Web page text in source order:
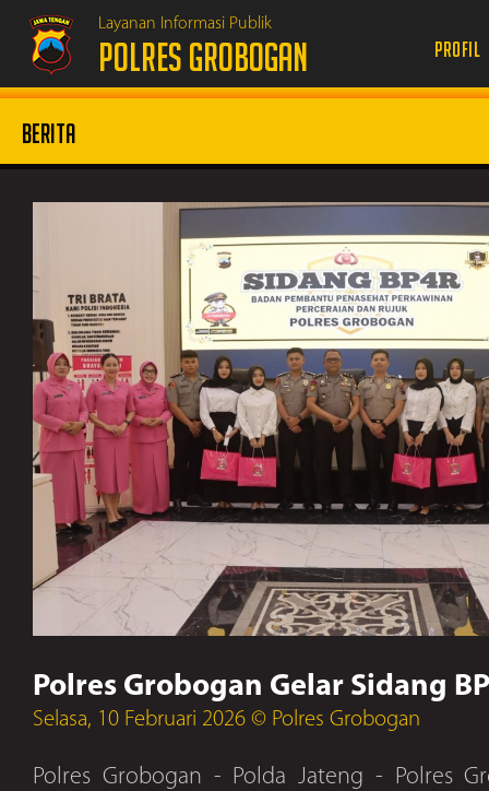
Layanan Informasi Publik
POLRES GROBOGAN Profil
Berita
Polres Grobogan Gelar Sidang
Selasa, 10 Februari 2026 © Polres Grobogan
Polres Grobogan - Polda Jateng - Polres